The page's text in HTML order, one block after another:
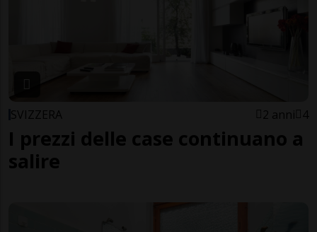
SVIZZERA 2 anni 4
I prezzi delle case continuano a
salire